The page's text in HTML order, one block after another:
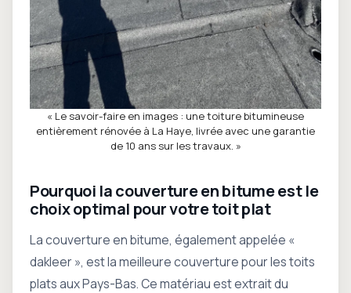
« Le savoir-faire en images : une toiture bitumineuse
entièrement rénovée à La Haye, livrée avec une garantie
de 10 ans sur les travaux. »
Pourquoi la couverture en bitume est le
choix optimal pour votre toit plat
La couverture en bitume, également appelée «
dakleer », est la meilleure couverture pour les toits
plats aux Pays-Bas. Ce matériau est extrait du